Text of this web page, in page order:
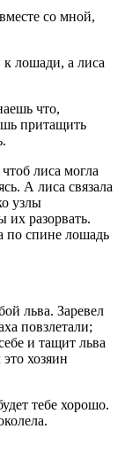
со мной,
лошади, а лиса
что,
притащить
лиса могла
А лиса связала
узлы
их разорвать.
по спине лошадь
льва. Заревел
повзлетали;
и тащит льва
хозяин
тебе хорошо.